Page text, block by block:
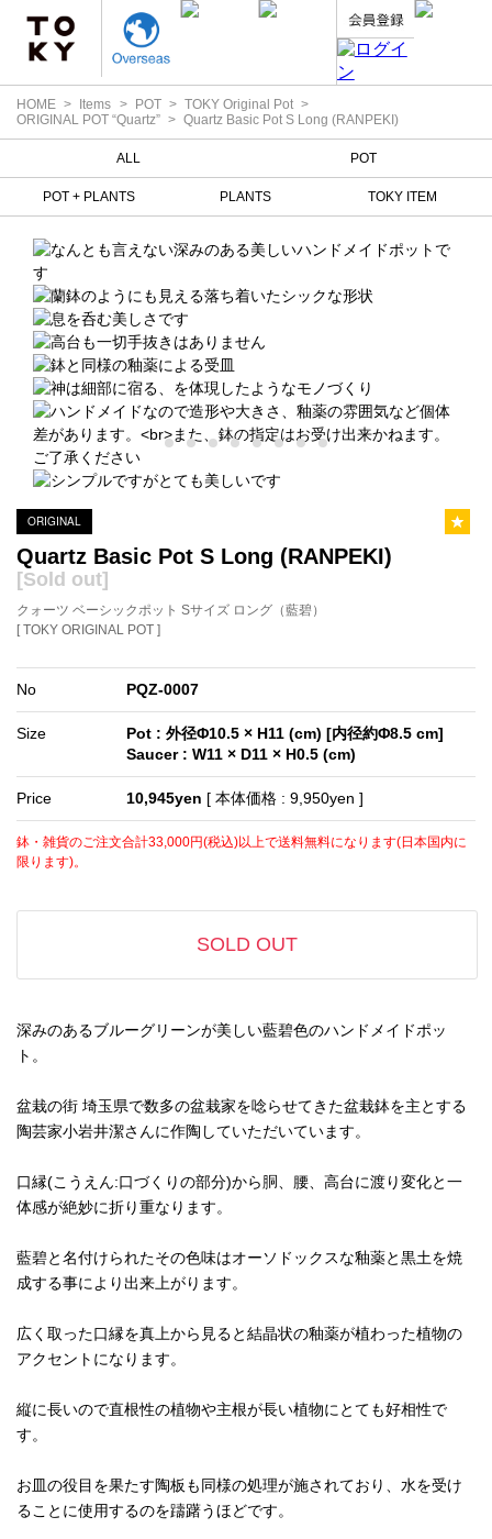
HOME Items POT
TOKY Original Pot
ORIGINAL POT “Quartz”
Quartz Basic Pot S Long (RANPEKI)
ALL POT
POT + PLANTS PLANTS TOKY ITEM
ORIGINAL
Quartz Basic Pot S Long (RANPEKI)
[Sold out]
クォーツ ベーシックポット Sサイズ ロング（藍碧）
[ TOKY ORIGINAL POT ]
No PQZ-0007
Size
Pot : 外径Φ10.5 × H11 (cm) [内径約Φ8.5 cm]
Saucer : W11 × D11 × H0.5 (cm)
Price 10,945yen [ 本体価格 : 9,950yen ]
鉢・雑貨のご注文合計33,000円(税込)以上で送料無料になります(日本国内に
限ります)。
SOLD OUT
深みのあるブルーグリーンが美しい藍碧色のハンドメイドポッ
ト。
盆栽の街 埼玉県で数多の盆栽家を唸らせてきた盆栽鉢を主とする
陶芸家小岩井潔さんに作陶していただいています。
口縁(こうえん:口づくりの部分)から胴、腰、高台に渡り変化と一
体感が絶妙に折り重なります。
藍碧と名付けられたその色味はオーソドックスな釉薬と黒土を焼
成する事により出来上がります。
広く取った口縁を真上から見ると結晶状の釉薬が植わった植物の
アクセントになります。
縦に長いので直根性の植物や主根が長い植物にとても好相性で
す。
お皿の役目を果たす陶板も同様の処理が施されており、水を受け
ることに使用するのを躊躇うほどです。